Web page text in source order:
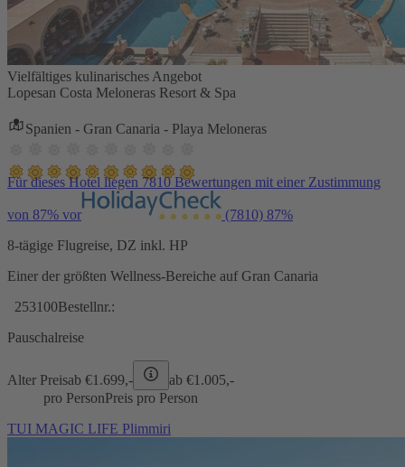
Vielfältiges kulinarisches Angebot
Lopesan Costa Meloneras Resort & Spa
Spanien - Gran Canaria - Playa Meloneras
Für dieses Hotel liegen 7810 Bewertungen mit einer Zustimmung
von 87% vor (7810) 87%
8-tägige Flugreise, DZ inkl. HP
Einer der größten Wellness-Bereiche auf Gran Canaria
253100Bestellnr.:
Pauschalreise
Alter Preisab €1.699,- ab €1.005,-
pro PersonPreis pro Person
TUI MAGIC LIFE Plimmiri